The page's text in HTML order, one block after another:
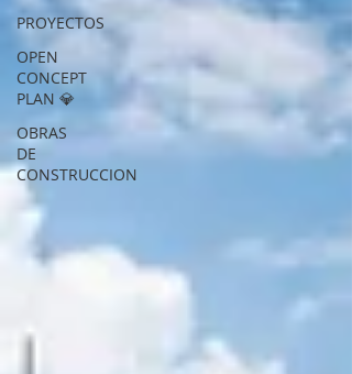
PROYECTOS
OPEN
CONCEPT
PLAN 💎
OBRAS
DE
CONSTRUCCION